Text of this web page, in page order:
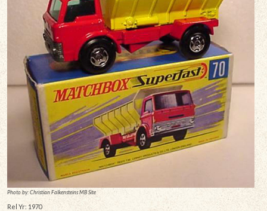
Photo by: Christian Falkensteins MB Site
Rel Yr: 1970